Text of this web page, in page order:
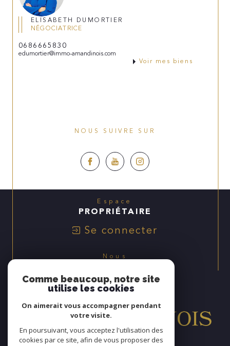
ELISABETH DUMORTIER
NÉGOCIATRICE
0686665830
edumortier@immo-amandinois.com
Voir mes biens
NOUS SUIVRE SUR
Espace
PROPRIÉTAIRE
Se connecter
Nous
Comme beaucoup, notre site
utilise les cookies
On aimerait vous accompagner pendant
votre visite.
En poursuivant, vous acceptez l'utilisation des
cookies par ce site, afin de vous proposer des